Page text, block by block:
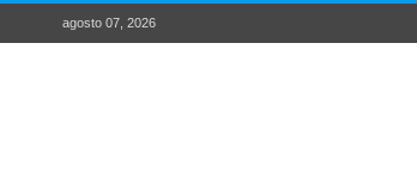
agosto 07, 2026